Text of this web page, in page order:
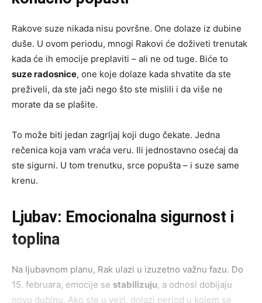
Rakove suze nikada nisu površne. One dolaze iz dubine
duše. U ovom periodu, mnogi Rakovi će doživeti trenutak
kada će ih emocije preplaviti – ali ne od tuge. Biće to
suzе radosnice, one koje dolaze kada shvatite da ste
preživeli, da ste jači nego što ste mislili i da više ne
morate da se plašite.
To može biti jedan zagrljaj koji dugo čekate. Jedna
rečenica koja vam vraća veru. Ili jednostavno osećaj da
ste sigurni. U tom trenutku, srce popušta – i suze same
krenu.
Ljubav: Emocionalna sigurnost i
toplina
Na ljubavnom planu, Rak ulazi u izuzetno važnu fazu. Do
15. februara, emocije se stabilizuju, a odnosi dobijaju
novu dubinu. Ako ste u vezi, dolazi period u kojem se